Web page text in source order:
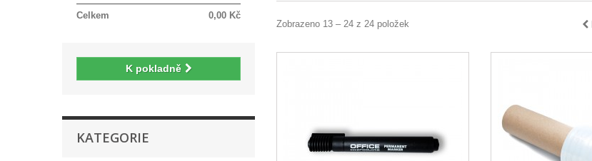
0,00 Kč
Celkem
K pokladně
KATEGORIE
Zobrazeno 13 – 24 z 24 položek